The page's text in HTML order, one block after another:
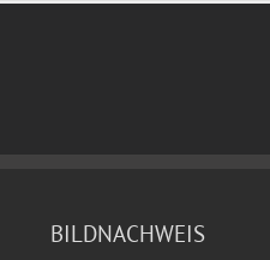
BILDNACHWEIS